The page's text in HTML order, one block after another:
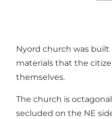
Nyord church was built
materials that the
themselves.
The church is
secluded on the NE